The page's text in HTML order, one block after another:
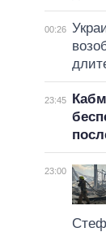
00:26
23:45
23:00